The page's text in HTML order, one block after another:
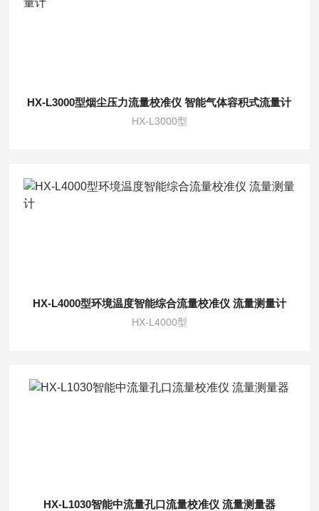
HX-L3000型烟尘压力流量校准仪 智能气体容积式流量计
HX-L3000型
HX-L4000型环境温度智能综合流量校准仪 流量测量计
HX-L4000型
HX-L1030智能中流量孔口流量校准仪 流量测量器